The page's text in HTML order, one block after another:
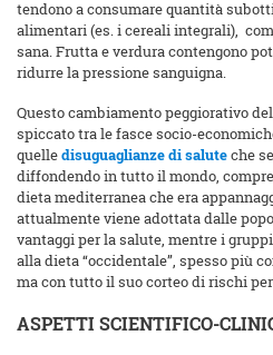
tendono a consumare quantità
alimentari (es. i cereali integrali),
sana. Frutta e verdura contengono
ridurre la pressione sanguigna.
Questo cambiamento peggiorativo
spiccato tra le fasce socio-
quelledisuguaglianze di saluteche
diffondendo in tutto il mondo,
dieta mediterranea che era
attualmente viene adottata dalle
vantaggi per la salute, mentre i
alla dieta “occidentale”, spesso più
ma con tutto il suo corteo di rischi
ASPETTI SCIENTIFICO-